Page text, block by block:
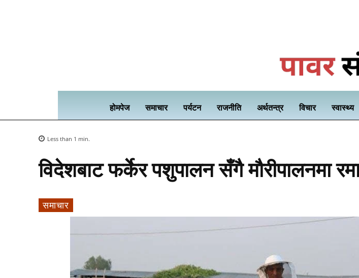
होमपेज समाचार पर्यटन राजनीति अर्थतन्त्र विचार स्वास्थ्य
Less than 1 min.
विदेशबाट फर्केर पशुपालन सँगै मौरीपालनमा
समाचार